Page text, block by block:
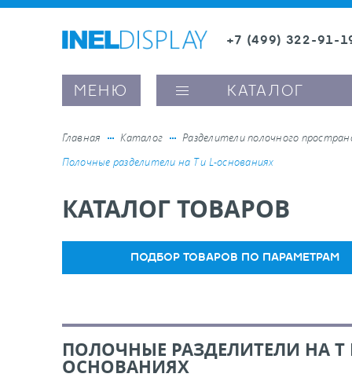
+7 (499) 322-91-
МЕНЮ КАТАЛОГ
вывесок и шелфтокеры
оборудование, комплектующие
ценников
Главная Каталог
Разделители полочного
Полочные разделители на T и L-основаниях
КАТАЛОГ ТОВАРОВ
ПОДБОР ТОВАРОВ ПО ПАРАМЕТРАМ
ПОЛОЧНЫЕ РАЗДЕЛИТЕЛИ НА T
ОСНОВАНИЯХ